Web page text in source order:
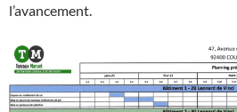
l’avancement.